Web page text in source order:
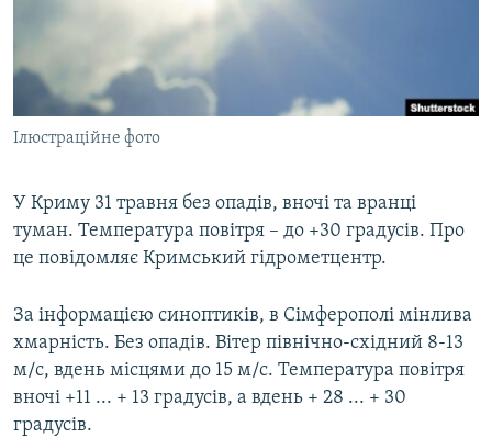
ВІДЕОУРОКИ «ELIFBE»
СВІДЧЕННЯ ОКУПАЦІЇ
УКРАЇНСЬКА ПРОБЛЕМА КРИМУ
ІНФОГРАФІКА
Qırımtatar
ДОЛУЧАЙСЯ!
Усі сайти RFE/RL
Ілюстраційне фото
У Криму 31 травня без опадів, вночі та вранці
туман. Температура повітря – до +30 градусів. Про
це повідомляє Кримський гідрометцентр.
За інформацією синоптиків, в Сімферополі мінлива
хмарність. Без опадів. Вітер північно-східний 8-13
м/с, вдень місцями до 15 м/с. Температура повітря
вночі +11 ... + 13 градусів, а вдень + 28 ... + 30
градусів.